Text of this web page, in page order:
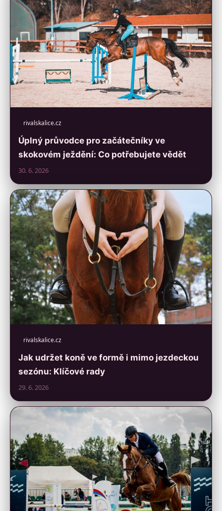
rivalskalice.cz
Úplný průvodce pro začátečníky ve
skokovém ježdění: Co potřebujete vědět
30. 6. 2026
rivalskalice.cz
Jak udržet koně ve formě i mimo jezdeckou
sezónu: Klíčové rady
29. 6. 2026